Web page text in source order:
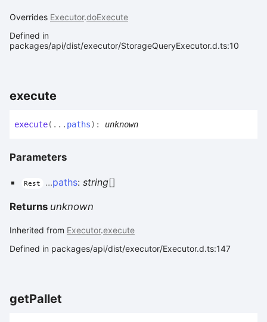
Overrides Executor.doExecute
Defined in
packages/api/dist/executor/StorageQueryExecutor.d.ts:10
execute
execute( ... paths) : unknown
Parameters
Rest ...paths: string[]
Returns unknown
Inherited from Executor.execute
Defined in packages/api/dist/executor/Executor.d.ts:147
getPallet